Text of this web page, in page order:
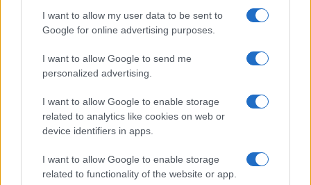
I want to allow my user data to be sent to
Google for online advertising purposes.
I want to allow Google to send me
personalized advertising.
I want to allow Google to enable storage
related to analytics like cookies on web or
device identifiers in apps.
I want to allow Google to enable storage
related to functionality of the website or app.
QUOTAZIONI CRYPTO
Nome Prezzo
(PAXG)